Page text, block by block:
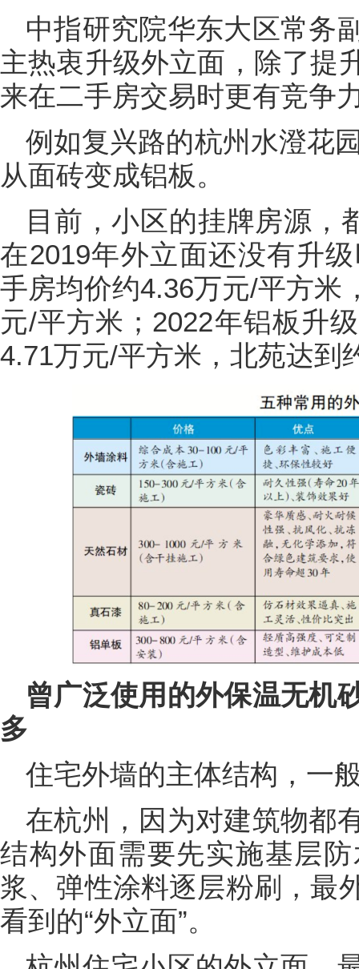
中指研究院华东大区常务
主热衷升级外立面，除了提
来在二手房交易时更有竞争
例如复兴路的杭州水澄花
从面砖变成铝板。
目前，小区的挂牌房源，
在2019年外立面还没有升
手房均价约4.36万元/平方米
元/平方米；2022年铝板升
4.71万元/平方米，北苑达到
曾广泛使用的外保温无机
多
住宅外墙的主体结构，一
在杭州，因为对建筑物都
结构外面需要先实施基层
浆、弹性涂料逐层粉刷，最
看到的“外立面”。